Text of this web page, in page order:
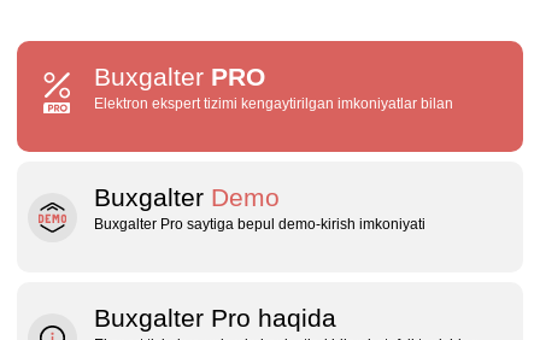
Buxgalter PRO
Elektron ekspert tizimi kengaytirilgan imkoniyatlar bilan
Buxgalter Demo
Buxgalter Pro saytiga bepul demo‑kirish imkoniyati
Buxgalter Pro haqida